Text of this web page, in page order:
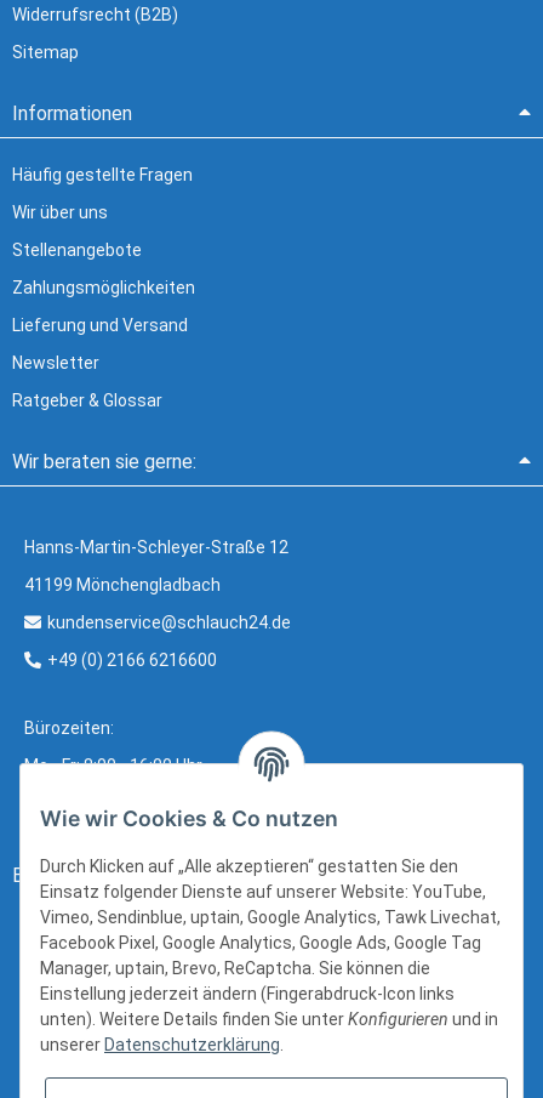
Widerrufsrecht (B2B)
Sitemap
Informationen
Häufig gestellte Fragen
Wir über uns
Stellenangebote
Zahlungsmöglichkeiten
Lieferung und Versand
Newsletter
Ratgeber & Glossar
Wir beraten sie gerne:
Hanns-Martin-Schleyer-Straße 12
41199 Mönchengladbach
kundenservice@schlauch24.de
+49 (0) 2166 6216600
Bürozeiten:
Mo - Fr: 8:00 - 16:00 Uhr
Bezahlung:
Wie wir Cookies & Co nutzen
Durch Klicken auf „Alle akzeptieren“ gestatten Sie den
Einsatz folgender Dienste auf unserer Website: YouTube,
Vimeo, Sendinblue, uptain, Google Analytics, Tawk Livechat,
Facebook Pixel, Google Analytics, Google Ads, Google Tag
Manager, uptain, Brevo, ReCaptcha. Sie können die
Einstellung jederzeit ändern (Fingerabdruck-Icon links
unten). Weitere Details finden Sie unterKonfigurieren und in
unserer Datenschutzerklärung.